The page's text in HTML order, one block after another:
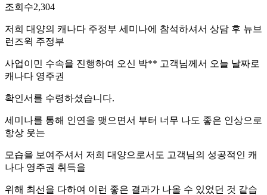
조회수2,304
저희 대양의 캐나다 주정부 세미나에 참석하셔서 상담 후 뉴브
런즈윅 주정부
사업이민 수속을 진행하여 오신 박** 고객님께서 오늘 날짜로
캐나다 영주권
확인서를 수령하셨습니다.
세미나를 통해 인연을 맺으면서 부터 너무 나도 좋은 인상으로
항상 웃는
모습을 보여주셔서 저희 대양으로서도 고객님의 성공적인 캐
나다 영주권 취득을
위해 최선을 다하여 이런 좋은 결과가 나올 수 있었던 것 같습